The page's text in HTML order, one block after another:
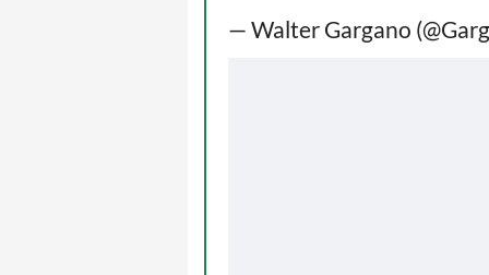
— Walter Gargano